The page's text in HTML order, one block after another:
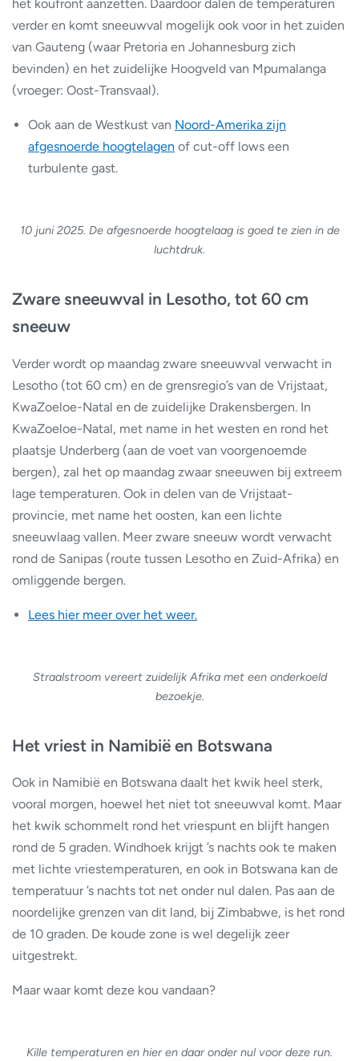
het koufront aanzetten. Daardoor dalen de temperaturen
verder en komt sneeuwval mogelijk ook voor in het zuiden
van Gauteng (waar Pretoria en Johannesburg zich
bevinden) en het zuidelijke Hoogveld van Mpumalanga
(vroeger: Oost-Transvaal).
Ook aan de Westkust van Noord-Amerika zijn
afgesnoerde hoogtelagen of cut-off lows een
turbulente gast.
10 juni 2025. De afgesnoerde hoogtelaag is goed te zien in de
luchtdruk.
Zware sneeuwval in Lesotho, tot 60 cm
sneeuw
Verder wordt op maandag zware sneeuwval verwacht in
Lesotho (tot 60 cm) en de grensregio’s van de Vrijstaat,
KwaZoeloe-Natal en de zuidelijke Drakensbergen. In
KwaZoeloe-Natal, met name in het westen en rond het
plaatsje Underberg (aan de voet van voorgenoemde
bergen), zal het op maandag zwaar sneeuwen bij extreem
lage temperaturen. Ook in delen van de Vrijstaat-
provincie, met name het oosten, kan een lichte
sneeuwlaag vallen. Meer zware sneeuw wordt verwacht
rond de Sanipas (route tussen Lesotho en Zuid-Afrika) en
omliggende bergen.
Lees hier meer over het weer.
Straalstroom vereert zuidelijk Afrika met een onderkoeld
bezoekje.
Het vriest in Namibië en Botswana
Ook in Namibië en Botswana daalt het kwik heel sterk,
vooral morgen, hoewel het niet tot sneeuwval komt. Maar
het kwik schommelt rond het vriespunt en blijft hangen
rond de 5 graden. Windhoek krijgt ’s nachts ook te maken
met lichte vriestemperaturen, en ook in Botswana kan de
temperatuur ’s nachts tot net onder nul dalen. Pas aan de
noordelijke grenzen van dit land, bij Zimbabwe, is het rond
de 10 graden. De koude zone is wel degelijk zeer
uitgestrekt.
Maar waar komt deze kou vandaan?
Kille temperaturen en hier en daar onder nul voor deze run.